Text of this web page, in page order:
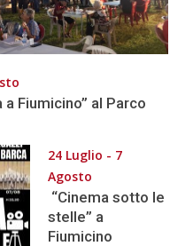
Fiumicino” al Parco
24 Luglio - 7
Agosto
“Cinema sotto le
stelle” a
Fiumicino